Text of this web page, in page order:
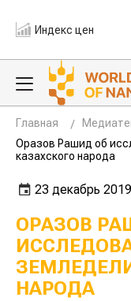
Индекс цен
Главная
Оразов Рашид об
казахского народа
23 декабрь 2019
ОРАЗОВ
НАРОДА